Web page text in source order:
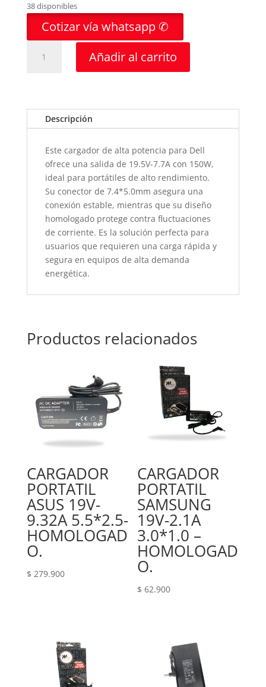
38 disponibles
Cotizar vía whatsapp ✆
PORTATIL
7.4*5.0-
HOMOLOGADO
Añadir al carrito
Descripción
Este cargador de alta potencia para Dell
ofrece una salida de 19.5V-7.7A con 150W,
ideal para portátiles de alto rendimiento.
Su conector de 7.4*5.0mm asegura una
conexión estable, mientras que su diseño
homologado protege contra fluctuaciones
de corriente. Es la solución perfecta para
usuarios que requieren una carga rápida y
segura en equipos de alta demanda
energética.
Productos relacionados
CARGADOR
PORTATIL
ASUS 19V-
9.32A 5.5*2.5-
HOMOLOGAD
O.
$ 279.900
CARGADOR
PORTATIL
SAMSUNG
19V-2.1A
3.0*1.0 –
HOMOLOGAD
O.
$ 62.900